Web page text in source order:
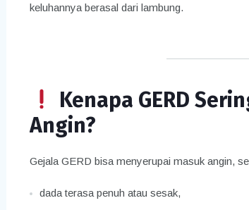
keluhannya berasal dari lambung.
Kenapa GERD
Angin?
Gejala GERD bisa menyerupai masuk angin,
dada terasa penuh atau sesak,